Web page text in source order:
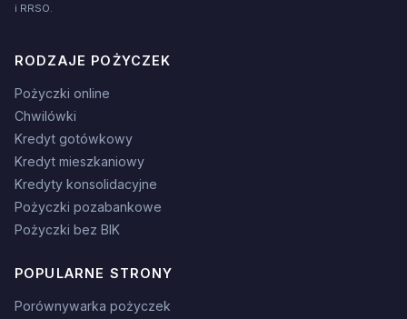
i RRSO.
RODZAJE POŻYCZEK
Pożyczki online
Chwilówki
Kredyt gotówkowy
Kredyt mieszkaniowy
Kredyty konsolidacyjne
Pożyczki pozabankowe
Pożyczki bez BIK
POPULARNE STRONY
Porównywarka pożyczek